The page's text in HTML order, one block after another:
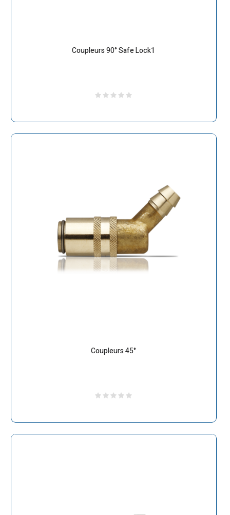
Coupleurs 90° Safe Lock1
Coupleurs 45°